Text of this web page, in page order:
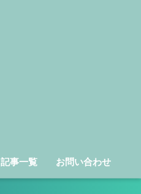
記事一覧 お問い合わせ